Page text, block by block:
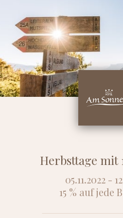
Herbsttage mit
05.11.2022 -
15 % auf jede